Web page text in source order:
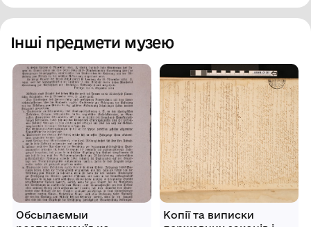
Інші предмети музею
Обсылаємыи
Копії та виписки